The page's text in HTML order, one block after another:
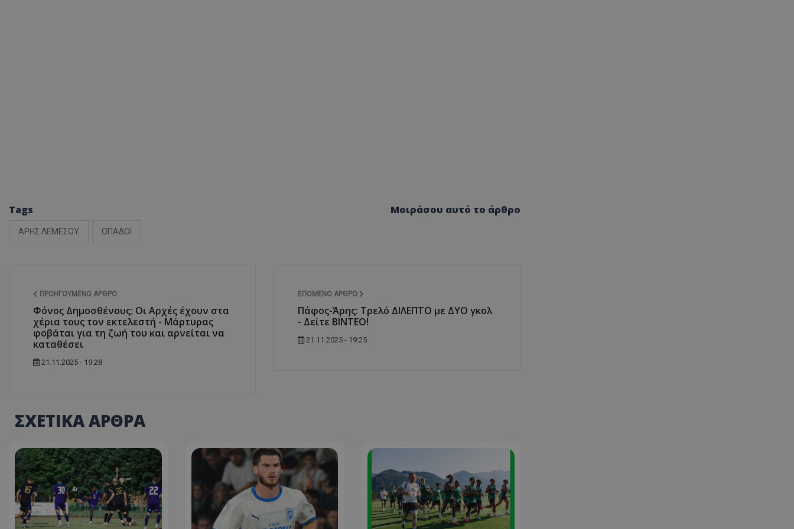
Tags
ΑΡΗΣ ΛΕΜΕΣΟΥ ΟΠΑΔΟΙ
Μοιράσου αυτό το άρθρο
ΠΡΟΗΓΟΎΜΕΝΟ ΆΡΘΡΟ
Φόνος Δημοσθένους: Οι Αρχές έχουν στα
χέρια τους τον εκτελεστή - Μάρτυρας
φοβάται για τη ζωή του και αρνείται να
καταθέσει
21.11.2025 - 19:28
ΕΠΌΜΕΝΟ ΆΡΘΡΟ
Πάφος-Άρης: Τρελό ΔΙΛΕΠΤΟ με ΔΥΟ γκολ
- Δείτε ΒΙΝΤΕΟ!
21.11.2025 - 19:25
ΣΧΕΤΙΚΑ ΑΡΘΡΑ